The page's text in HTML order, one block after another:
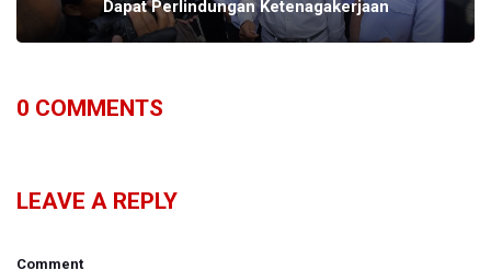
Dapat Perlindungan Ketenagakerjaan
0 COMMENTS
LEAVE A REPLY
Comment